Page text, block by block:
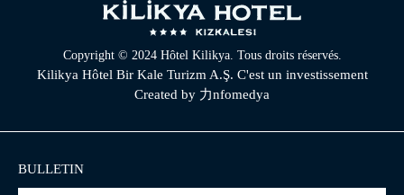
Copyright © 2024 Hôtel Kilikya. Tous droits réservés.
Kilikya Hôtel Bir Kale Turizm A.Ş. C'est un investissement
Created by 力nfomedya
BULLETIN